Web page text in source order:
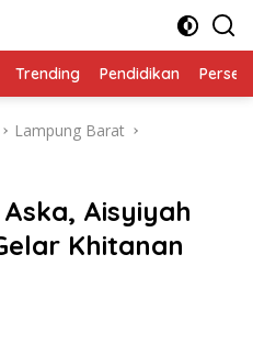
Trending Pendidikan
Lampung Barat
Aisyiyah
Khitanan